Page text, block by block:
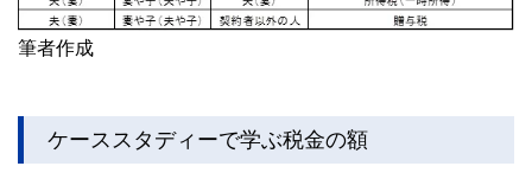
筆者作成
ケーススタディーで学ぶ税金の額